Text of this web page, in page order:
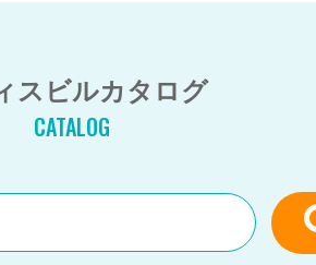
スビルカタログ
CATALOG